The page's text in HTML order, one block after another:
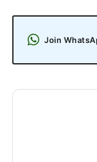
Join